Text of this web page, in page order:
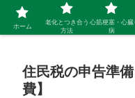
シニア 新し
住民税の申告準
費】
ホーム
老化とつき合う
方法
心筋梗塞・心臓
病